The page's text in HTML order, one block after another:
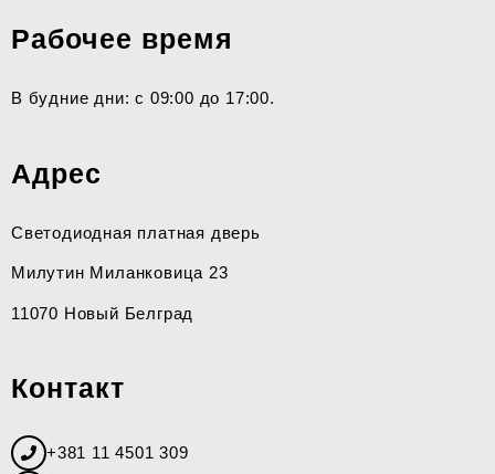
Рабочее время
В будние дни: с 09:00 до 17:00.
Адрес
Светодиодная платная дверь
Милутин Миланковица 23
11070 Новый Белград
Контакт
+381 11 4501 309